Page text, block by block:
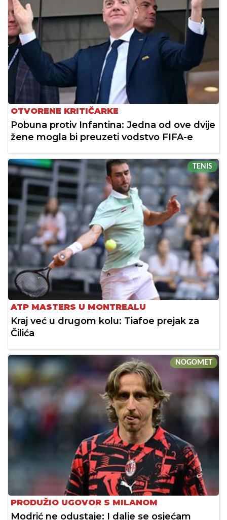
OTVORENE KRITIČARKE
Pobuna protiv Infantina: Jedna od ove dvije
žene mogla bi preuzeti vodstvo FIFA-e
TENIS
ATP MASTERS U MONTREALU
Kraj već u drugom kolu: Tiafoe prejak za
Čilića
NOGOMET
PRODUŽIO UGOVOR S MILANOM
Modrić ne odustaje: I dalje se osjećam